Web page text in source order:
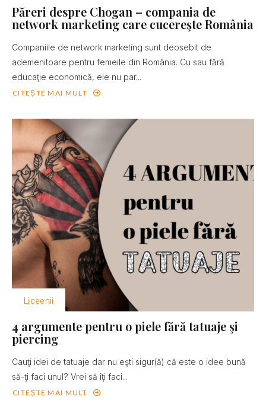
Păreri despre Chogan – compania de
network marketing care cucereşte România
Companiile de network marketing sunt deosebit de
ademenitoare pentru femeile din România. Cu sau fără
educaţie economică, ele nu par...
CITEȘTE MAI MULT
Liceenii
4 argumente pentru o piele fără tatuaje şi
piercing
Cauţi idei de tatuaje dar nu eşti sigur(ă) că este o idee bună
să-ţi faci unul? Vrei să îţi faci...
CITEȘTE MAI MULT